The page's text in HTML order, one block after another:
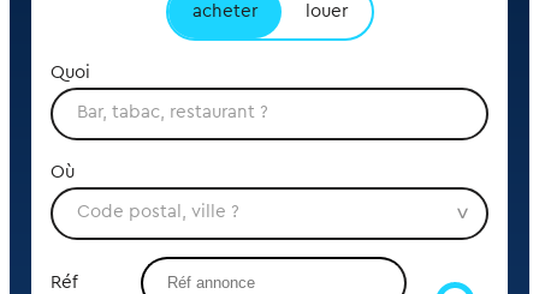
acheter louer
Quoi
Où
Réf